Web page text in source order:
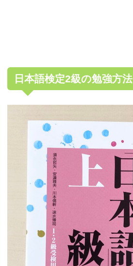
日本語検定2級の勉強方法